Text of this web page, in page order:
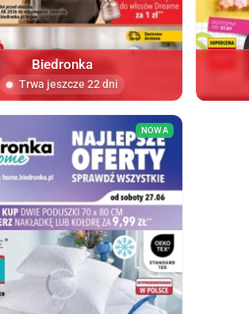
Biedronka
Trwa jeszcze 22 dni
NOWA